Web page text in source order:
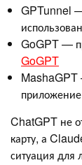
GPTunnel —
GoGPT —
GoGPT
MashaGPT
ChatGPT не
карту, а
ситуация для